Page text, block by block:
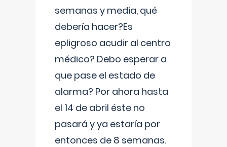
semanas y media, qué
debería hacer?Es
epligroso acudir al centro
médico? Debo esperar a
que pase el estado de
alarma? Por ahora hasta
el 14 de abril éste no
pasará y ya estaría por
entonces de 8 semanas.